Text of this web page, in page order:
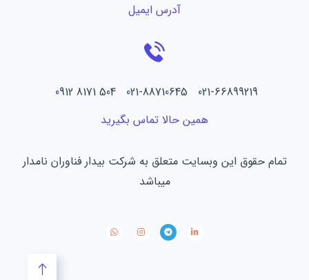
آدرس ایمیل
021-66899219 021-88710645 504 8171 0912
همین حالا تماس بگیرید
تمام حقوق این وبسایت متعلق به شرکت بیدار فناوران نامدار
میباشد